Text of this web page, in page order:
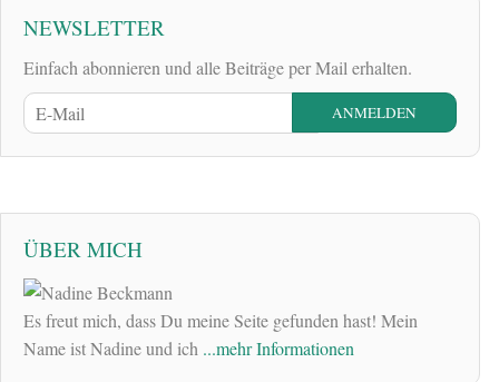
NEWSLETTER
Einfach abonnieren und alle Beiträge per Mail erhalten.
ÜBER MICH
Es freut mich, dass Du meine Seite gefunden hast! Mein
Name ist Nadine und ich ...mehr Informationen